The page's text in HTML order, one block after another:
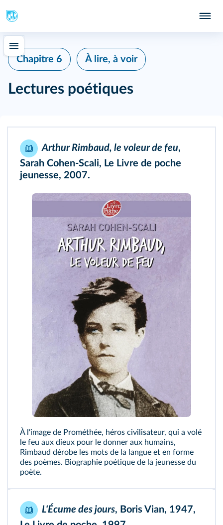
Chapitre 6 À lire, à voir
Lectures poétiques
Arthur Rimbaud, le voleur de feu,
Sarah Cohen-Scali, Le Livre de poche
jeunesse, 2007.
À l'image de Prométhée, héros civilisateur, qui a volé
le feu aux dieux pour le donner aux humains,
Rimbaud dérobe les mots de la langue et en forme
des poèmes. Biographie poétique de la jeunesse du
poète.
L'Écume des jours, Boris Vian, 1947,